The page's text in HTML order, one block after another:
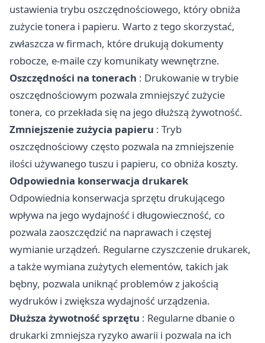
ustawienia trybu oszczędnościowego, który obniża
zużycie tonera i papieru. Warto z tego skorzystać,
zwłaszcza w firmach, które drukują dokumenty
robocze, e-maile czy komunikaty wewnętrzne.
Oszczędności na tonerach : Drukowanie w trybie
oszczędnościowym pozwala zmniejszyć zużycie
tonera, co przekłada się na jego dłuższą żywotność.
Zmniejszenie zużycia papieru : Tryb
oszczędnościowy często pozwala na zmniejszenie
ilości używanego tuszu i papieru, co obniża koszty.
Odpowiednia konserwacja drukarek
Odpowiednia konserwacja sprzętu drukującego
wpływa na jego wydajność i długowieczność, co
pozwala zaoszczędzić na naprawach i częstej
wymianie urządzeń. Regularne czyszczenie drukarek,
a także wymiana zużytych elementów, takich jak
bębny, pozwala uniknąć problemów z jakością
wydruków i zwiększa wydajność urządzenia.
Dłuższa żywotność sprzętu : Regularne dbanie o
drukarki zmniejsza ryzyko awarii i pozwala na ich